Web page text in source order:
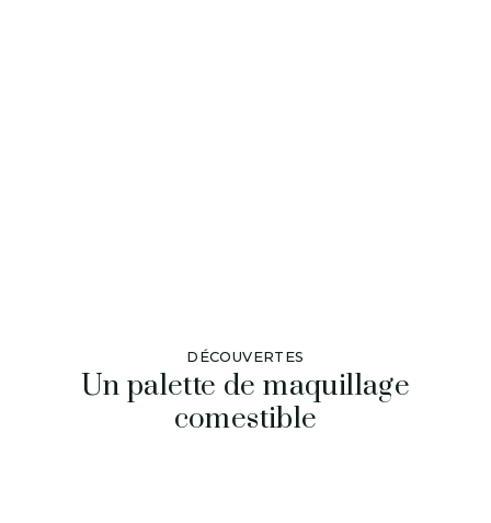
DÉCOUVERTES
Un palette de maquillage
comestible